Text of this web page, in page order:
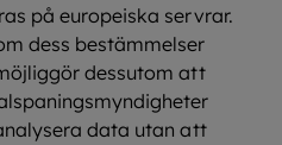
på europeiska servrar.
dess bestämmelser
dessutom att
data utan att